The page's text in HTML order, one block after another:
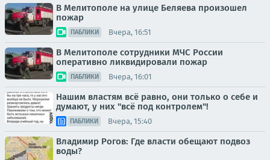
В Мелитополе на улице Беляева произошел
пожар
ПАБЛИКИ Вчера, 16:51
В Мелитополе сотрудники МЧС России
оперативно ликвидировали пожар
ПАБЛИКИ Вчера, 16:01
Нашим властям всё равно, они только о себе и
думают, у них "всё под контролем"!
ПАБЛИКИ Вчера, 15:40
Владимир Рогов: Где власти обещают подвоз
воды?